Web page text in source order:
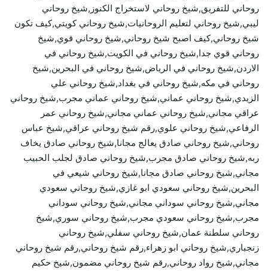
روحاني للتفريق,شيخ روحاني لاستخراج الكنوز,شيخ روحاني
ليبي,شيخ روحاني لتعليم الروحانيات,شيخ روحاني كويتي,كيف تكون
شيخ روحاني,كيف اصبح شيخ روحاني,شيخ روحاني قوي,شيخ
روحاني قوي جدا,شيخ روحاني في الكويت,شيخ روحاني في
الاردن,شيخ روحاني في الرياض,شيخ روحاني في البحرين,شيخ
روحاني في مكه,شيخ روحاني في بغداد,شيخ روحاني علي
الزيدي,شيخ روحاني عماني,شيخ روحاني عماني مجرب,شيخ روحاني
عراقي مجاني,شيخ روحاني عماني مجاني,شيخ روحاني عمر
الرفاعي,شيخ روحاني علوي,رقم شيخ روحاني عراقي,شيخ عباس
روحاني,شيخ روحاني صادق يعالج مجانا,شيخ روحاني صادق يخاف
ربه,شيخ روحاني صادق مجرب,شيخ روحاني صادق لجلب الحبيب
مجاني,شيخ روحاني صادق مجانا,شيخ روحاني شيعي في
البحرين,شيخ روحاني سعودي ابو غازي,شيخ روحاني سعودي
مجاني,شيخ روحاني سوداني مجاني,شيخ روحاني سوداني
مجرب,شيخ روحاني سعودي مجرب,شيخ روحاني سوري,شيخ
روحاني سلطنة عمان,شيخ روحاني سفلي,شيخ روحاني
زنجباري,شيخ روحاني ابو زهراء,رقم شيخ روحاني,رقم شيخ روحاني
مجاني,شيخ رواد روحاني,رقم شيخ روحاني مضمون,شيخ حكيم